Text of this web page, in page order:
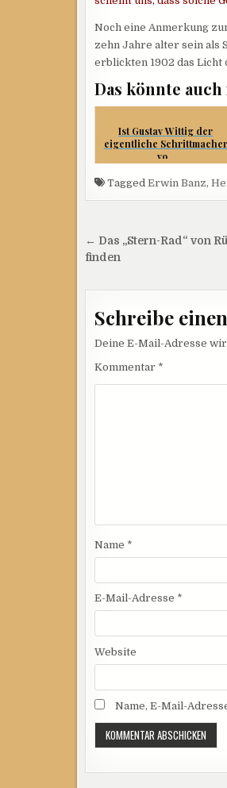
Noch eine Anmerkung
zehn Jahre alter sein als
erblickten 1902 das Licht
Das könnte
Ist Gustav Wittig der
eigentliche Schrittmacher
vo...
Tagged Erwin Banz,
← Das „Stern-Rad“ von
finden
Schreibe
Deine E-Mail-Adresse
Kommentar *
Name *
E-Mail-Adresse *
Website
Name, E-Mail-